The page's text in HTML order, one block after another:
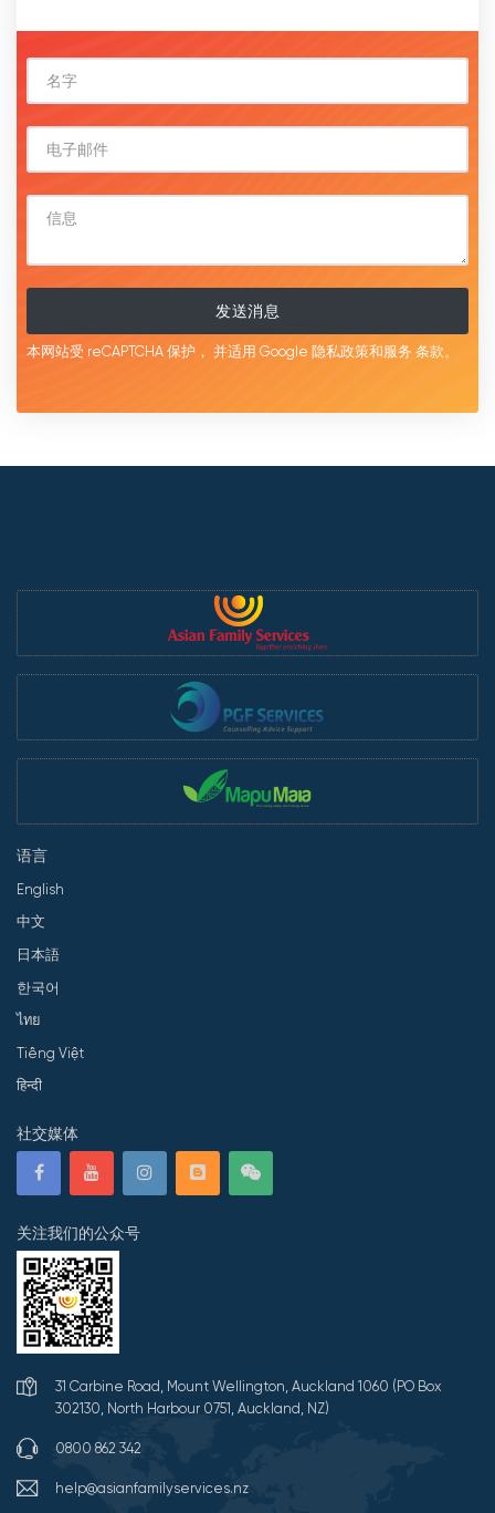
发送消息
本网站受 reCAPTCHA 保护， 并适用 Google 隐私政策和服务 条款。
语言
English
中文
日本語
한국어
ไทย
Tiếng Việt
हिन्दी
社交媒体
关注我们的公众号
31 Carbine Road, Mount Wellington, Auckland 1060 (PO Box
302130, North Harbour 0751, Auckland, NZ)
0800 862 342
help@asianfamilyservices.nz